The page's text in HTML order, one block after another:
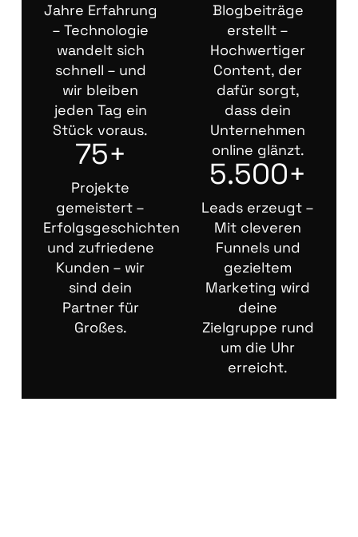
Jahre Erfahrung
– Technologie
wandelt sich
schnell – und
wir bleiben
jeden Tag ein
Stück voraus.
75+
Projekte
gemeistert –
Erfolgsgeschichten
und zufriedene
Kunden – wir
sind dein
Partner für
Großes.
Blogbeiträge
erstellt –
Hochwertiger
Content, der
dafür sorgt,
dass dein
Unternehmen
online glänzt.
5.500+
Leads erzeugt –
Mit cleveren
Funnels und
gezieltem
Marketing wird
deine
Zielgruppe rund
um die Uhr
erreicht.